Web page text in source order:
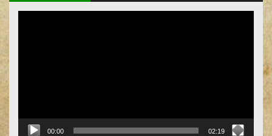
00:00 02:19